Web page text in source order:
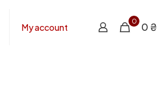
My account
0 0 ₴